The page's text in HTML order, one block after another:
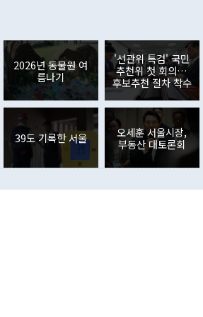
열리는 '동방경제포럼(EEF)'을 언급하
고 있다"고 발언한 데 대해서도 조 장관
직 거기까지 진도가 나가지 않았다"고
구상과 설명은 정부 내 조율을 거치지
주적 표현 대체와 국호 사용, 9·19 군
일부 장관이 결정할 사안이 아니어서 월
통령은 정 장관의 업무보고를 듣고 난
인난 건 아니다"라고 재차 확인했다. 정
내용은 대부분 국가안전보장회의(NSC)
관의 개인적 생각에 가깝다"며 "안보 관
아닌 사안을 추진하겠다고 업무보고를
권자가 나서야 한다'고 주장한 것은 심각
을 넘어선 것이다. 직접투자에서는 내국
, 외국인의 국내투자가 46억3000만달러
국인의 국내 주식 매도세가 이어졌다. 외
매도 등의 영향으로 316억1000만달러
)에 이어 역대 최대 순매도 기록을 다시
는 세계국채지수(WGBI) 자금 유입에도
이 줄어든 52억9000만달러를 기록했
을 중심으로 35억6000만달러 증가했
2026년 동물원 여
름나기
'선관위 특검' 국민
추천위 첫 회의…
후보추천 절차 착수
39도 기록한 서울
오세훈 서울시장,
부동산 대토론회